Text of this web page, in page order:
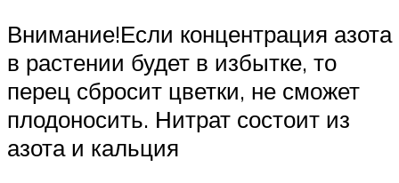
Внимание!Если концентрация азота
в растении будет в избытке, то
перец сбросит цветки, не сможет
плодоносить. Нитрат состоит из
азота и кальция